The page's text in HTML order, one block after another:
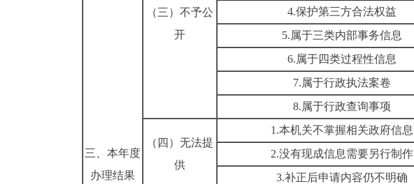
三、本年度
办理结果
（三）不予公
开
4.保护第三方合法权益
5.属于三类内部事务信息
6.属于四类过程性信息
7.属于行政执法案卷
8.属于行政查询事项
（四）无法提
供
1.本机关不掌握相关政府信息
2.没有现成信息需要另行制作
3.补正后申请内容仍不明确